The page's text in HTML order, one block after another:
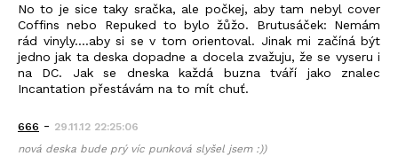
No to je sice taky sračka, ale počkej, aby tam nebyl cover
Coffins nebo Repuked to bylo žůžo. Brutusáček: Nemám
rád vinyly....aby si se v tom orientoval. Jinak mi začíná být
jedno jak ta deska dopadne a docela zvažuju, že se vyseru i
na DC. Jak se dneska každá buzna tváří jako znalec
Incantation přestávám na to mít chuť.
666 - 29.11.12 22:25:06
nová deska bude prý víc punková slyšel jsem :))